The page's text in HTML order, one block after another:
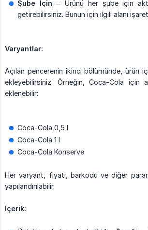
Şube İçin – Ürünü her şube için
getirebilirsiniz. Bunun için ilgili alanı
Varyantlar:
Açılan pencerenin ikinci bölümünde, ürün
ekleyebilirsiniz. Örneğin, Coca-Cola için
eklenebilir:
Coca-Cola 0,5 l
Coca-Cola 1 l
Coca-Cola Konserve
Her varyant, fiyatı, barkodu ve diğer
yapılandırılabilir.
İçerik: